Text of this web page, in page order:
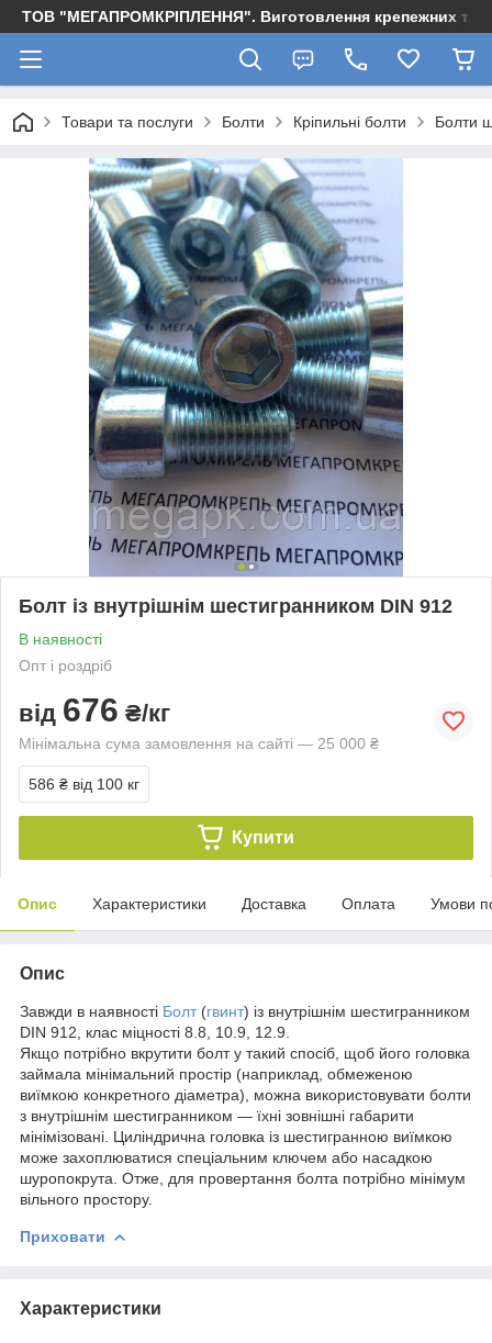
ТОВ "МЕГАПРОМКРІПЛЕННЯ". Виготовлення крепежних та
Товари та послуги Болти Кріпильні болти Болти
Болт із внутрішнім шестигранником DIN 912
В наявності
Опт і роздріб
від 676 ₴/кг
Мінімальна сума замовлення на сайті — 25 000 ₴
586 ₴ від 100 кг
Купити
Опис Характеристики Доставка Оплата Умови
Опис
Завжди в наявності Болт(гвинт) із внутрішнім шестигранником
DIN 912, клас міцності 8.8, 10.9, 12.9.
Якщо потрібно вкрутити болт у такий спосіб, щоб його головка
займала мінімальний простір (наприклад, обмеженою
виїмкою конкретного діаметра), можна використовувати болти
з внутрішнім шестигранником — їхні зовнішні габарити
мінімізовані. Циліндрична головка із шестигранною виїмкою
може захоплюватися спеціальним ключем або насадкою
шуропокрута. Отже, для провертання болта потрібно мінімум
вільного простору.
Приховати
Характеристики